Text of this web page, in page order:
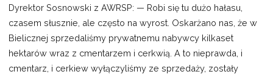
Dyrektor Sosnowski z AWRSP: — Robi się tu dużo hałasu,
czasem słusznie, ale często na wyrost. Oskarżano nas, że w
Bielicznej sprzedaliśmy prywatnemu nabywcy kilkaset
hektarów wraz z cmentarzem i cerkwią. A to nieprawda, i
cmentarz, i cerkiew wyłączyliśmy ze sprzedaży, zostały